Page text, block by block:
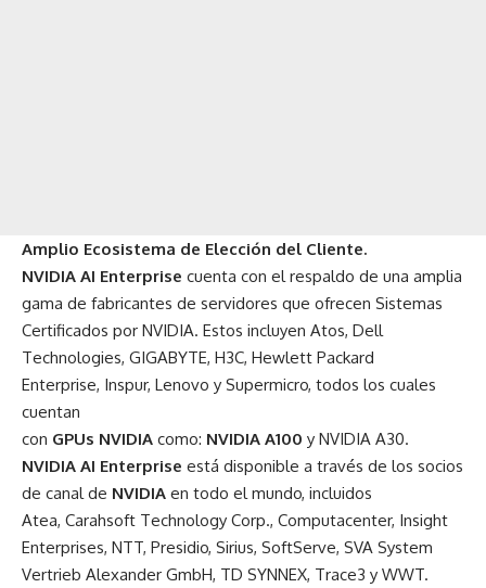
Amplio Ecosistema de Elección del Cliente.
NVIDIA AI Enterprise cuenta con el respaldo de una amplia
gama de fabricantes de servidores que ofrecen Sistemas
Certificados por NVIDIA. Estos incluyen Atos, Dell
Technologies, GIGABYTE, H3C, Hewlett Packard
Enterprise, Inspur, Lenovo y Supermicro, todos los cuales
cuentan
con GPUs NVIDIA como: NVIDIA A100 y NVIDIA A30.
NVIDIA AI Enterprise está disponible a través de los socios
de canal de NVIDIA en todo el mundo, incluidos
Atea, Carahsoft Technology Corp., Computacenter, Insight
Enterprises, NTT, Presidio, Sirius, SoftServe, SVA System
Vertrieb Alexander GmbH, TD SYNNEX, Trace3 y WWT.